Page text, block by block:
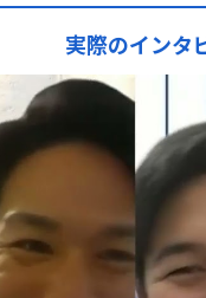
実際のインタ